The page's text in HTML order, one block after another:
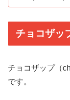
チョコザッ
チョコザップ（
です。